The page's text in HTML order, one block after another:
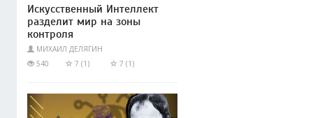
Искусственный Интеллект
разделит мир на зоны
контроля
МИХАИЛ ДЕЛЯГИН
540
7 (1) 7 (1)